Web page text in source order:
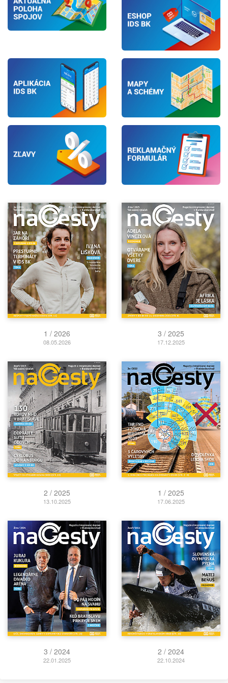
1 / 2026
08.05.2026
3 / 2025
17.12.2025
2 / 2025
13.10.2025
1 / 2025
17.06.2025
3 / 2024
22.01.2025
2 / 2024
22.10.2024